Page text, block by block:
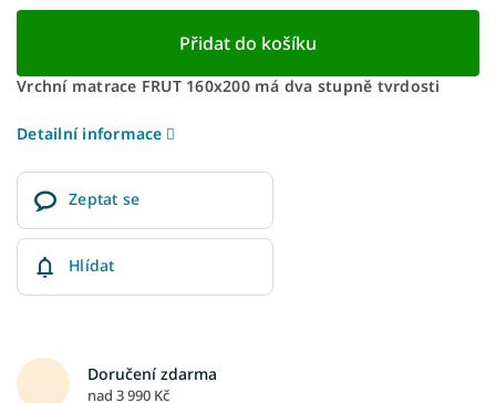
Přidat do košíku
Vrchní matrace FRUT 160x200 má dva stupně tvrdosti
Detailní informace
Zeptat se
Hlídat
Doručení zdarma
nad 3 990 Kč